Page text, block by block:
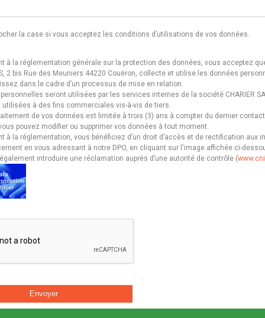
la case si vous acceptez les conditions d’utilisations de vos données.
à la réglementation générale sur la protection des données, vous acceptez
2 bis Rue des Meuniers 44220 Couëron, collecte et utilise les données
dans le cadre d’un processus de mise en relation.
seront utilisées par les services internes de la société CHARIER
à des fins commerciales vis-à-vis de tiers.
de vos données est limitée à trois (3) ans à compter du dernier
pouvez modifier ou supprimer vos données à tout moment.
à la réglementation, vous bénéficiez d’un droit d’accès et de rectification aux
en vous adressant à notre DPO, en cliquant sur l'image affichée ci-
introduire une réclamation auprès d’une autorité de contrôle (
Envoyer